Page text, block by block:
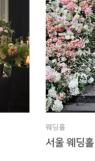
웨딩홀
서울 웨딩